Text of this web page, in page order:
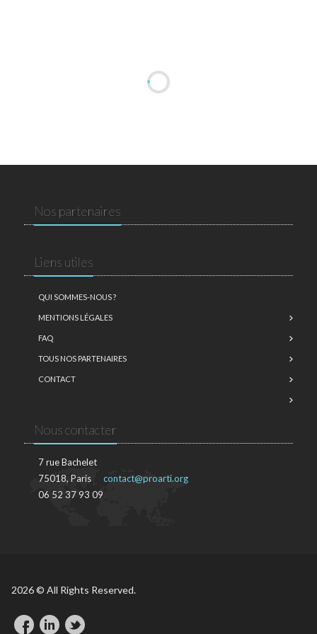
Nos partenaires
Liens utiles
QUI SOMMES-NOUS ?
MENTIONS LÉGALES
FAQ
TOUS NOS PARTENAIRES
CONTACT
Nous contacter
7 rue Bachelet
75018, Paris
06 52 37 93 09
contact@proarti.org
2026 © All Rights Reserved.